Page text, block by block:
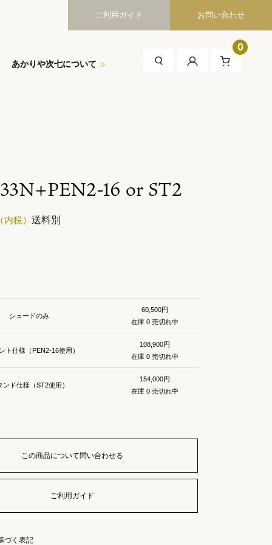
ご利用ガイド お問い合わせ
あかりや次七について
0
16 or ST2
（内税） 送料別
シェードのみ
60,500円
在庫 0 売切れ中
ト仕様（PEN2-16使用）
108,900円
在庫 0 売切れ中
ンド仕様（ST2使用）
154,000円
在庫 0 売切れ中
この商品について問い合わせる
ご利用ガイド
づく表記